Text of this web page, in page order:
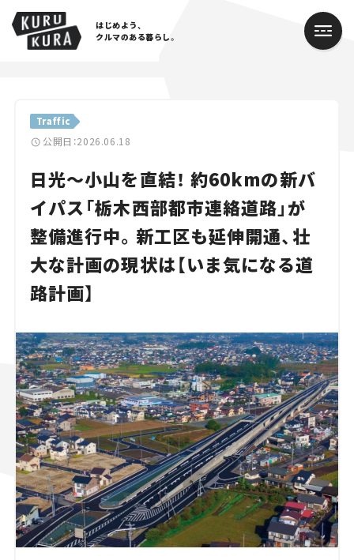
はじめよう、
クルマのある暮らし。
Traffic
公開日：2026.06.18
日光～小山を直結！ 約60kmの新バ
イパス「栃木西部都市連絡道路」が
整備進行中。新工区も延伸開通、壮
大な計画の現状は【いま気になる道
路計画】
Cars
Lifestyle
Traffic
Special
Series
人気のハッシュタグ
スズキ ジムニー｜Suzuki Jimny
スズキ｜Suzuki
マツダ｜Mazda
マツダ ロードスター｜Mazda Roadster